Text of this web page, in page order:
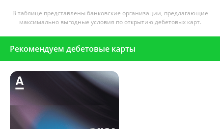
В таблице представлены банковские организации, предлагающие
максимально выгодные условия по открытию дебетовых карт.
Рекомендуем дебетовые карты